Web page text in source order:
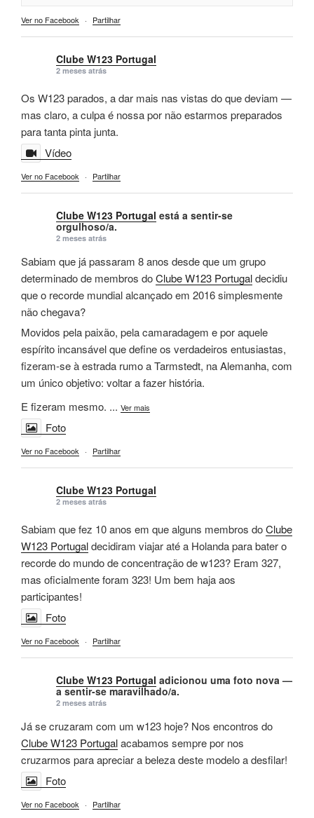
Ver no Facebook · Partilhar
Clube W123 Portugal
2 meses atrás
Os W123 parados, a dar mais nas vistas do que deviam —
mas claro, a culpa é nossa por não estarmos preparados
para tanta pinta junta.
Vídeo
Ver no Facebook · Partilhar
Clube W123 Portugal está a sentir-se
orgulhoso/a.
2 meses atrás
Sabiam que já passaram 8 anos desde que um grupo
determinado de membros doClube W123 Portugaldecidiu
que o recorde mundial alcançado em 2016 simplesmente
não chegava?
Movidos pela paixão, pela camaradagem e por aquele
espírito incansável que define os verdadeiros entusiastas,
fizeram-se à estrada rumo a Tarmstedt, na Alemanha, com
um único objetivo: voltar a fazer história.
E fizeram mesmo. ... Ver mais
Foto
Ver no Facebook · Partilhar
Clube W123 Portugal
2 meses atrás
Sabiam que fez 10 anos em que alguns membros doClube
W123 Portugaldecidiram viajar até a Holanda para bater o
recorde do mundo de concentração de w123? Eram 327,
mas oficialmente foram 323! Um bem haja aos
participantes!
Foto
Ver no Facebook · Partilhar
Clube W123 Portugal adicionou uma foto nova —
a sentir-se maravilhado/a.
2 meses atrás
Já se cruzaram com um w123 hoje? Nos encontros do
Clube W123 Portugalacabamos sempre por nos
cruzarmos para apreciar a beleza deste modelo a desfilar!
Foto
Ver no Facebook · Partilhar